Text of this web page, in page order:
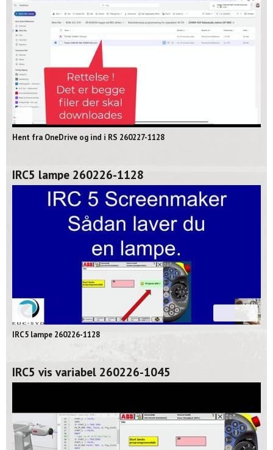
Hent fra OneDrive og ind i RS 260227-1128
IRC5 lampe 260226-1128
IRC5 lampe 260226-1128
IRC5 vis variabel 260226-1045